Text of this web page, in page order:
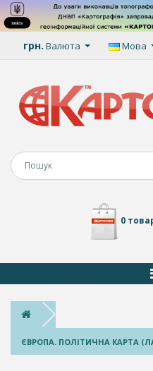
грн. Валюта Мова
0
ЄВРОПА. ПОЛІТИЧНА КАРТА